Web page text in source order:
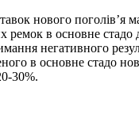
нового поголів’я
ремок в основне стадо
негативного
в основне стадо
30%.